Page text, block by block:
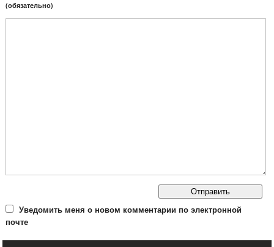
(обязательно)
Уведомить меня о новом комментарии по электронной
почте